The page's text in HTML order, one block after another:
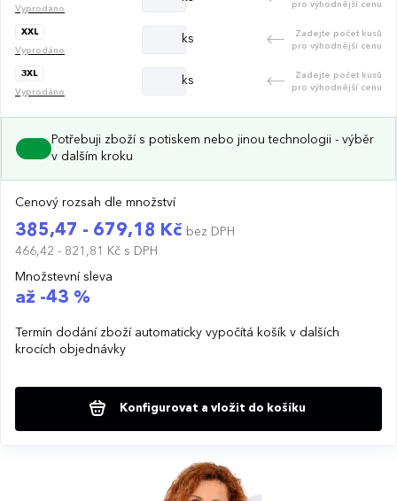
Vyprodáno
pro výhodnější cenu
XXL
Vyprodáno
ks
Zadejte počet kusů
pro výhodnější cenu
3XL
Vyprodáno
ks
Zadejte počet kusů
pro výhodnější cenu
Potřebuji zboží s potiskem nebo jinou technologii - výběr
v dalším kroku
Cenový rozsah dle množství
385,47 - 679,18 Kč bez DPH
466,42 - 821,81 Kč s DPH
Množstevní sleva
až -43 %
Termín dodání zboží automaticky vypočítá košík v dalších
krocích objednávky
Konfigurovat a vložit do košíku